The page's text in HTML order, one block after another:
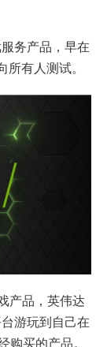
务产品，早在
有人测试。
产品，英伟达
游玩到自己在
买的产品。